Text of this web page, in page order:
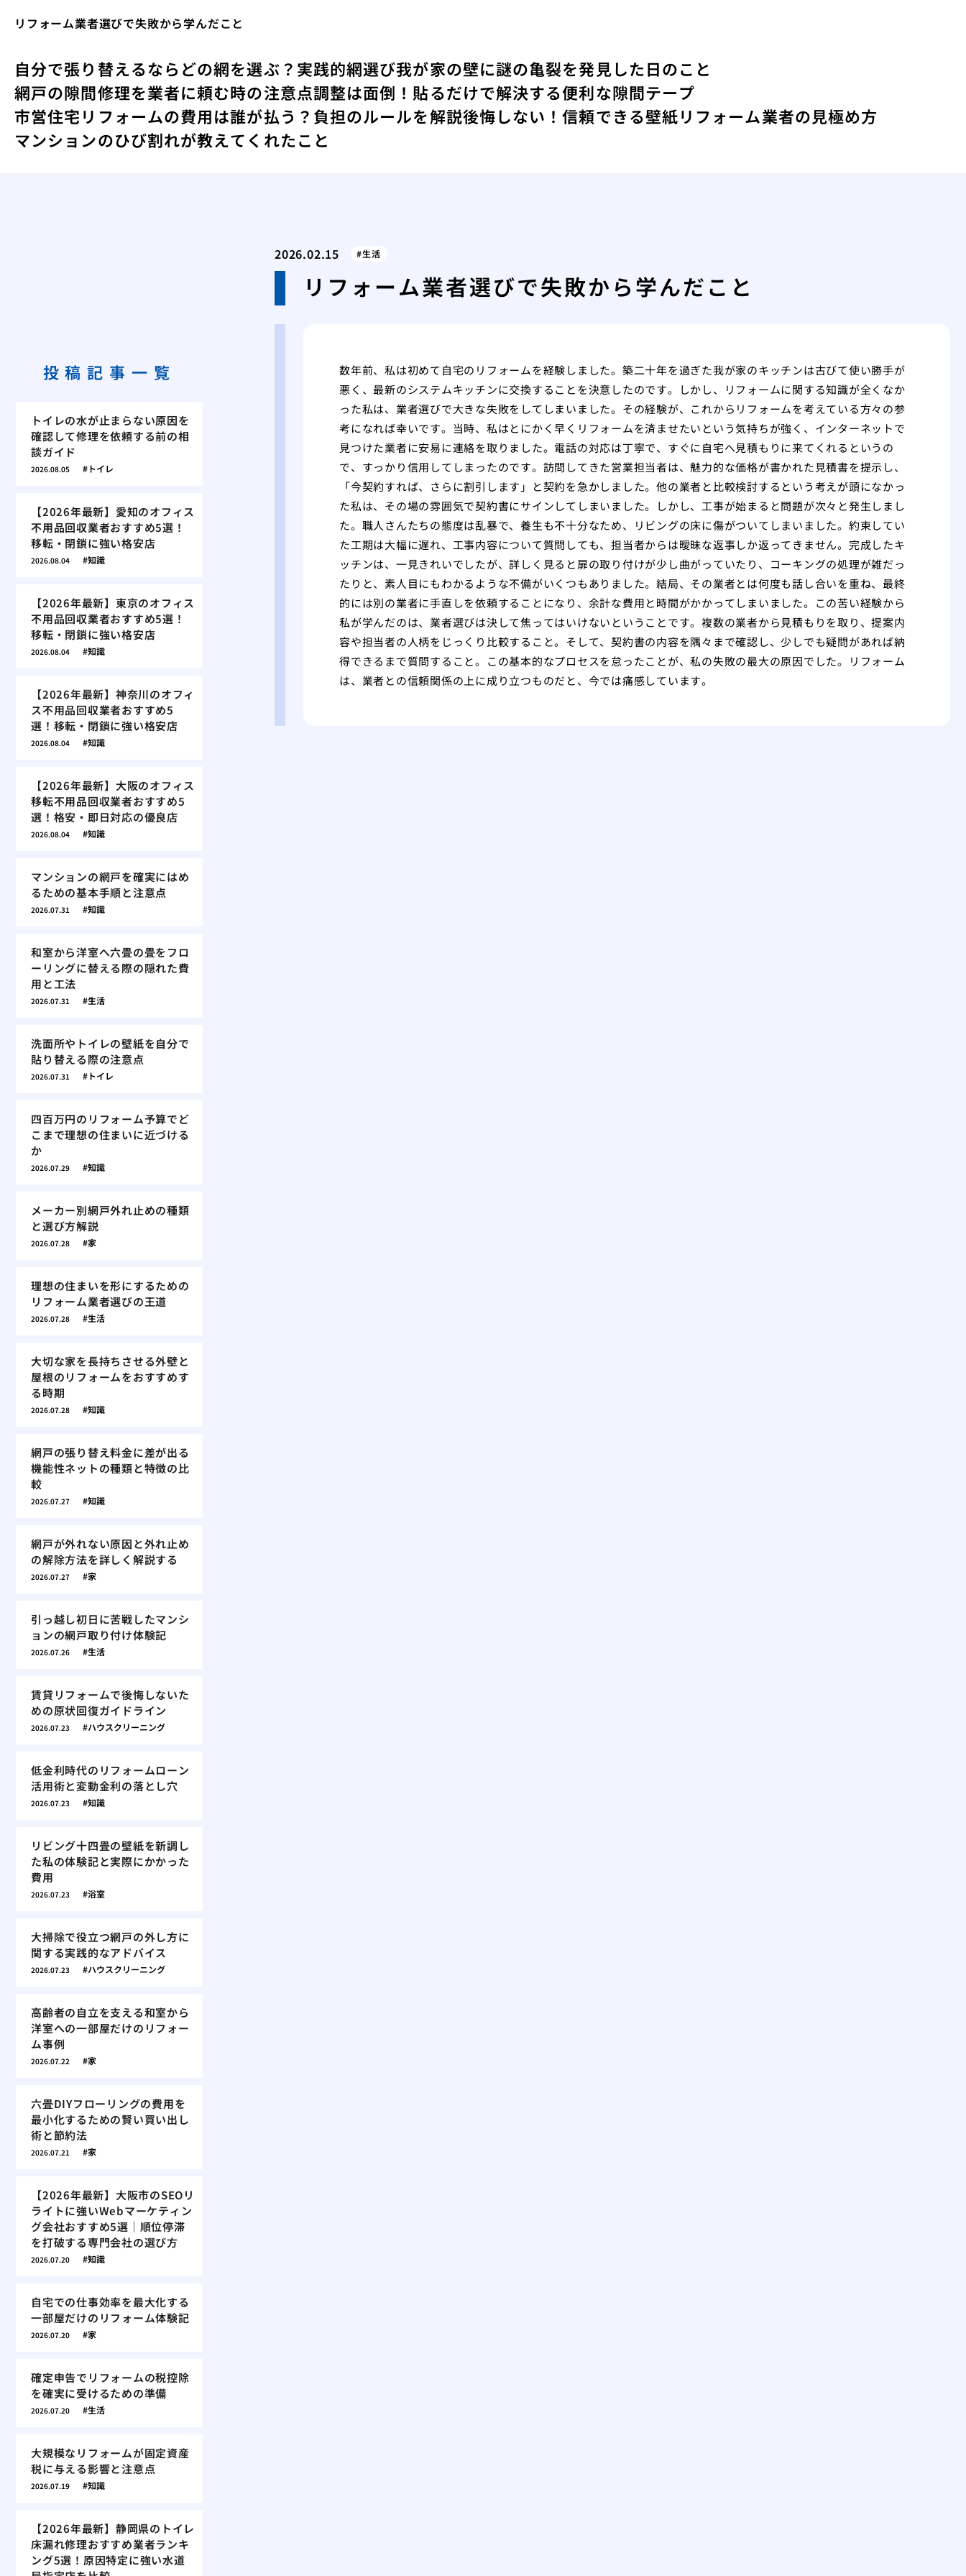
リフォーム業者選びで失敗から学んだこと
自分で張り替えるならどの網を選ぶ？実践的網選び我が家の壁に謎の亀裂を発見した日のこと
網戸の隙間修理を業者に頼む時の注意点調整は面倒！貼るだけで解決する便利な隙間テープ
市営住宅リフォームの費用は誰が払う？負担のルールを解説後悔しない！信頼できる壁紙リフォーム業者の見極め方
マンションのひび割れが教えてくれたこと
2026.02.15 生活
リフォーム業者選びで失敗から学んだこと
数年前、私は初めて自宅のリフォームを経験しました。築二十年を過ぎた我が家のキッチンは古びて使い勝手が
悪く、最新のシステムキッチンに交換することを決意したのです。しかし、リフォームに関する知識が全くなか
った私は、業者選びで大きな失敗をしてしまいました。その経験が、これからリフォームを考えている方々の参
考になれば幸いです。当時、私はとにかく早くリフォームを済ませたいという気持ちが強く、インターネットで
見つけた業者に安易に連絡を取りました。電話の対応は丁寧で、すぐに自宅へ見積もりに来てくれるというの
で、すっかり信用してしまったのです。訪問してきた営業担当者は、魅力的な価格が書かれた見積書を提示し、
「今契約すれば、さらに割引します」と契約を急かしました。他の業者と比較検討するという考えが頭になかっ
た私は、その場の雰囲気で契約書にサインしてしまいました。しかし、工事が始まると問題が次々と発生しまし
た。職人さんたちの態度は乱暴で、養生も不十分なため、リビングの床に傷がついてしまいました。約束してい
た工期は大幅に遅れ、工事内容について質問しても、担当者からは曖昧な返事しか返ってきません。完成したキ
ッチンは、一見きれいでしたが、詳しく見ると扉の取り付けが少し曲がっていたり、コーキングの処理が雑だっ
たりと、素人目にもわかるような不備がいくつもありました。結局、その業者とは何度も話し合いを重ね、最終
的には別の業者に手直しを依頼することになり、余計な費用と時間がかかってしまいました。この苦い経験から
私が学んだのは、業者選びは決して焦ってはいけないということです。複数の業者から見積もりを取り、提案内
容や担当者の人柄をじっくり比較すること。そして、契約書の内容を隅々まで確認し、少しでも疑問があれば納
得できるまで質問すること。この基本的なプロセスを怠ったことが、私の失敗の最大の原因でした。リフォーム
は、業者との信頼関係の上に成り立つものだと、今では痛感しています。
投稿記事一覧
トイレの水が止まらない原因を
確認して修理を依頼する前の相
談ガイド
2026.08.05 トイレ
【2026年最新】愛知のオフィス
不用品回収業者おすすめ5選！
移転・閉鎖に強い格安店
2026.08.04 知識
【2026年最新】東京のオフィス
不用品回収業者おすすめ5選！
移転・閉鎖に強い格安店
2026.08.04 知識
【2026年最新】神奈川のオフィ
ス不用品回収業者おすすめ5
選！移転・閉鎖に強い格安店
2026.08.04 知識
【2026年最新】大阪のオフィス
移転不用品回収業者おすすめ5
選！格安・即日対応の優良店
2026.08.04 知識
マンションの網戸を確実にはめ
るための基本手順と注意点
2026.07.31 知識
和室から洋室へ六畳の畳をフロ
ーリングに替える際の隠れた費
用と工法
2026.07.31 生活
洗面所やトイレの壁紙を自分で
貼り替える際の注意点
2026.07.31 トイレ
四百万円のリフォーム予算でど
こまで理想の住まいに近づける
か
2026.07.29 知識
メーカー別網戸外れ止めの種類
と選び方解説
2026.07.28 家
理想の住まいを形にするための
リフォーム業者選びの王道
2026.07.28 生活
大切な家を長持ちさせる外壁と
屋根のリフォームをおすすめす
る時期
2026.07.28 知識
網戸の張り替え料金に差が出る
機能性ネットの種類と特徴の比
較
2026.07.27 知識
網戸が外れない原因と外れ止め
の解除方法を詳しく解説する
2026.07.27 家
引っ越し初日に苦戦したマンシ
ョンの網戸取り付け体験記
2026.07.26 生活
賃貸リフォームで後悔しないた
めの原状回復ガイドライン
2026.07.23 ハウスクリーニング
低金利時代のリフォームローン
活用術と変動金利の落とし穴
2026.07.23 知識
リビング十四畳の壁紙を新調し
た私の体験記と実際にかかった
費用
2026.07.23 浴室
大掃除で役立つ網戸の外し方に
関する実践的なアドバイス
2026.07.23 ハウスクリーニング
高齢者の自立を支える和室から
洋室への一部屋だけのリフォー
ム事例
2026.07.22 家
六畳DIYフローリングの費用を
最小化するための賢い買い出し
術と節約法
2026.07.21 家
【2026年最新】大阪市のSEOリ
ライトに強いWebマーケティン
グ会社おすすめ5選｜順位停滞
を打破する専門会社の選び方
2026.07.20 知識
自宅での仕事効率を最大化する
一部屋だけのリフォーム体験記
2026.07.20 家
確定申告でリフォームの税控除
を確実に受けるための準備
2026.07.20 生活
大規模なリフォームが固定資産
税に与える影響と注意点
2026.07.19 知識
【2026年最新】静岡県のトイレ
床漏れ修理おすすめ業者ランキ
ング5選！原因特定に強い水道